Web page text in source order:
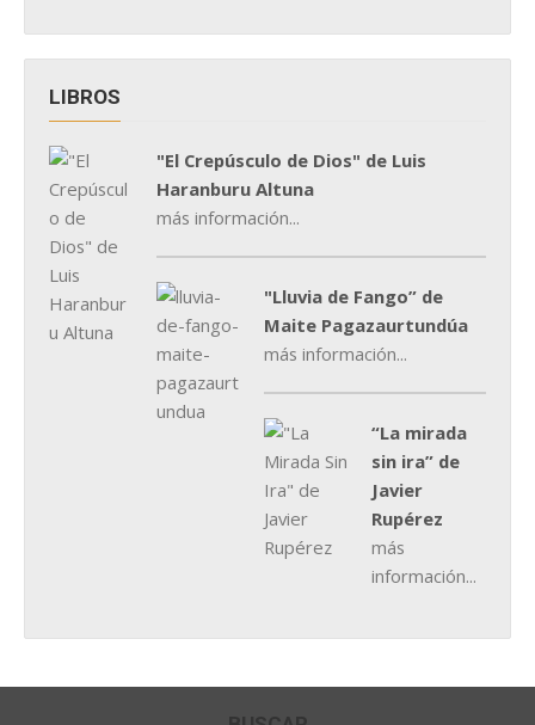
LIBROS
"El Crepúsculo de Dios" de Luis
Haranburu Altuna
más información...
"Lluvia de Fango” de
Maite Pagazaurtundúa
más información...
“La mirada
sin ira” de
Javier
Rupérez
más
información...